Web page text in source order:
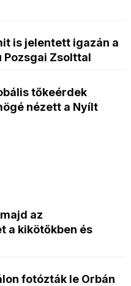
is jelentett igazán a
Pozsgai Zsolttal
tőkeérdek
nézett a Nyílt
az
a kikötőkben és
fotózták le Orbán